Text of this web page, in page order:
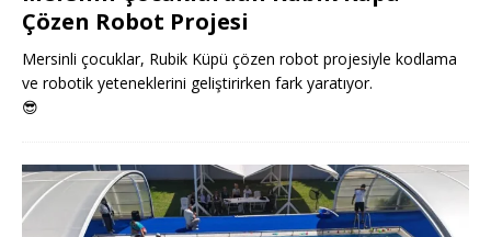
Çözen Robot Projesi
Mersinli çocuklar, Rubik Küpü çözen robot projesiyle kodlama
ve robotik yeteneklerini geliştirirken fark yaratıyor.
😎